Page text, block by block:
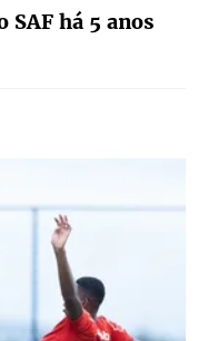
SAF há 5 anos